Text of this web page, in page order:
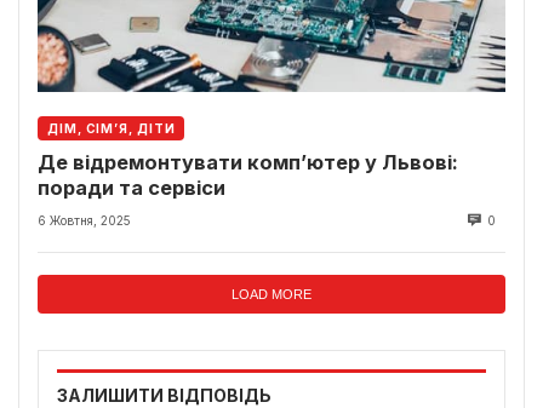
ДІМ, СІМ’Я, ДІТИ
Де відремонтувати комп’ютер у Львові:
поради та сервіси
6 Жовтня, 2025 0
LOAD MORE
ЗАЛИШИТИ ВІДПОВІДЬ